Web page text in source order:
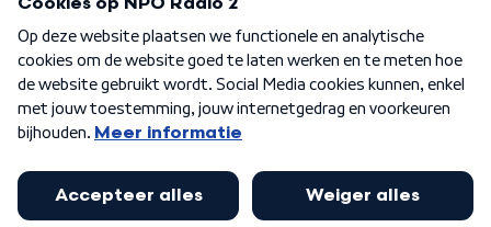
Algemene voorwaarden